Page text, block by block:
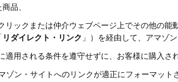
品、
リックまたは仲介ウェブページ上でその他の
リダイレクト・リンク 」）を経由して、アマゾ
適用される条件を遵守せずに、お客様に購入さ
ゾン・サイトへのリンクが適正にフォーマッ